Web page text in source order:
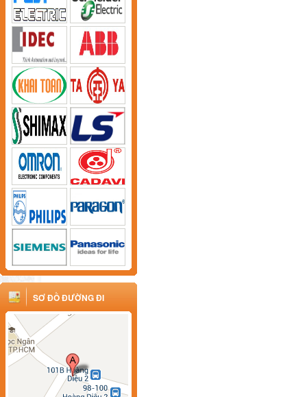
SƠ ĐỒ ĐƯỜNG ĐI